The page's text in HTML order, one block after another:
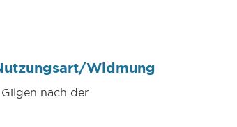
Widmung
nach der